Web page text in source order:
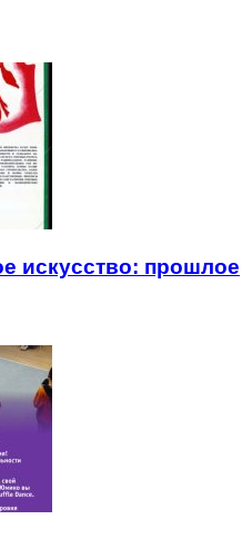
искусство: прошлое